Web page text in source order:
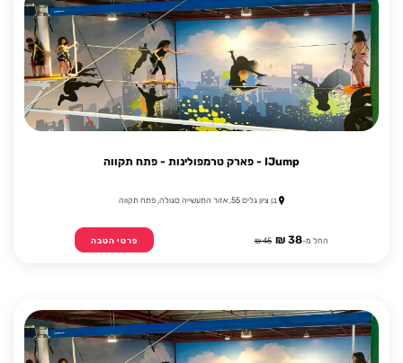
IJump - פארק טרמפולינות - פתח תקווה
בן ציון גליס 55, אזור התעשייה סגולה, פתח תקווה
החל מ-38 ₪
45 ₪ פרטי הטבה